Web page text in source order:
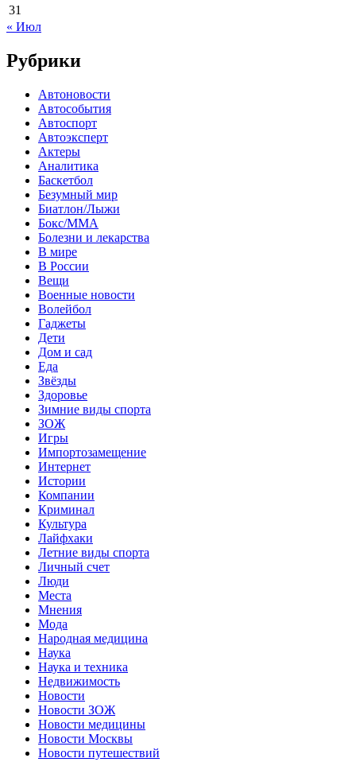
31
« Июл
Рубрики
Автоновости
Автособытия
Автоспорт
Автоэксперт
Актеры
Аналитика
Баскетбол
Безумный мир
Биатлон/Лыжи
Бокс/MMA
Болезни и лекарства
В мире
В России
Вещи
Военные новости
Волейбол
Гаджеты
Дети
Дом и сад
Еда
Звёзды
Здоровье
Зимние виды спорта
ЗОЖ
Игры
Импортозамещение
Интернет
Истории
Компании
Криминал
Культура
Лайфхаки
Летние виды спорта
Личный счет
Люди
Места
Мнения
Мода
Народная медицина
Наука
Наука и техника
Недвижимость
Новости
Новости ЗОЖ
Новости медицины
Новости Москвы
Новости путешествий